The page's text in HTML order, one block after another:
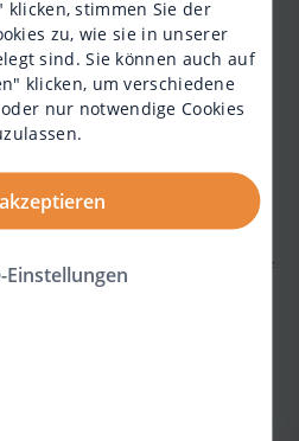
klicken, stimmen Sie der
zu, wie sie in unserer
sind. Sie können auch auf
klicken, um verschiedene
nur notwendige Cookies
Einstellungen
zu gehen. Hier sind
am Morgen vor meiner
einpacken (z.B. Rollstuhl-
Frühstück
Hauptsache
und der Züge selbst auf